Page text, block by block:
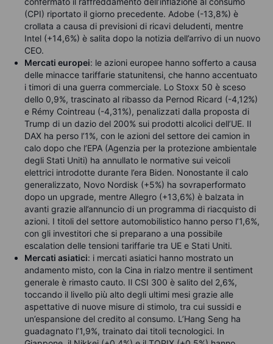
(CPI) riportato il giorno precedente. Adobe (-13,8%) è
crollata a causa di previsioni di ricavi deludenti, mentre
Intel (+14,6%) è salita dopo la notizia dell’arrivo di un nuovo
CEO.
Mercati europei: le azioni europee hanno sofferto a causa
delle minacce tariffarie statunitensi, che hanno accentuato
i timori di una guerra commerciale. Lo Stoxx 50 è sceso
dello 0,9%, trascinato al ribasso da Pernod Ricard (-4,12%)
e Rémy Cointreau (-4,31%), penalizzati dalla proposta di
Trump di un dazio del 200% sui prodotti alcolici dell’UE. Il
DAX ha perso l’1%, con le azioni del settore dei camion in
calo dopo che l’EPA (Agenzia per la protezione ambientale
degli Stati Uniti) ha annullato le normative sui veicoli
elettrici introdotte durante l’era Biden. Nonostante il calo
generalizzato, Novo Nordisk (+5%) ha sovraperformato
dopo un upgrade, mentre Allegro (+13,6%) è balzata in
avanti grazie all’annuncio di un programma di riacquisto di
azioni. I titoli del settore automobilistico hanno perso l’1,6%,
con gli investitori che si preparano a una possibile
escalation delle tensioni tariffarie tra UE e Stati Uniti.
Mercati asiatici: i mercati asiatici hanno mostrato un
andamento misto, con la Cina in rialzo mentre il sentiment
generale è rimasto cauto. Il CSI 300 è salito del 2,6%,
toccando il livello più alto degli ultimi mesi grazie alle
aspettative di nuove misure di stimolo, tra cui sussidi e
un’espansione del credito al consumo. L’Hang Seng ha
guadagnato l’1,9%, trainato dai titoli tecnologici. In